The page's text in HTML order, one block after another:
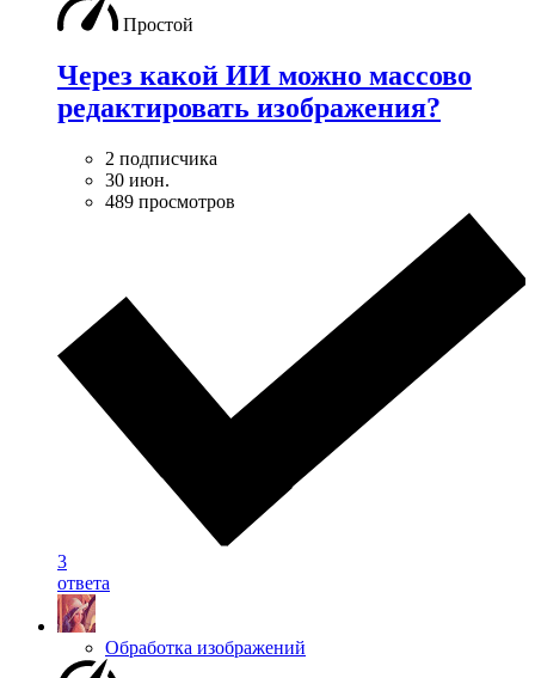
Простой
Через какой ИИ можно массово
редактировать изображения?
2 подписчика
30 июн.
489 просмотров
3
ответа
Обработка изображений